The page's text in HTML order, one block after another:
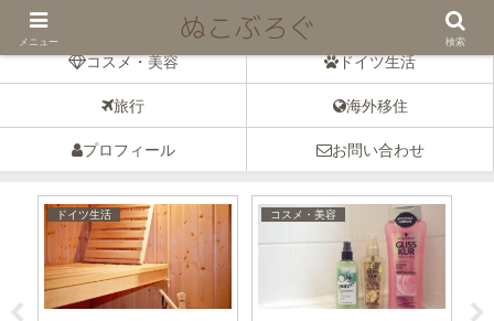
ドイツの暮らしとコスメのブログ
コスメ・美容 ドイツ生活
旅行 海外移住
プロフィール お問い合わせ
ドイツ生活 コスメ・美容
メニュー 検索